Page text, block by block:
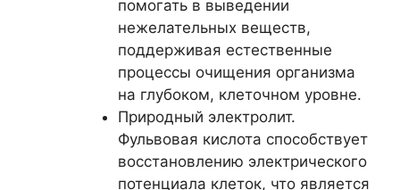
помогать в выведении
нежелательных веществ,
поддерживая естественные
процессы очищения организма
на глубоком, клеточном уровне.
Природный электролит.
Фульвовая кислота способствует
восстановлению электрического
потенциала клеток, что является